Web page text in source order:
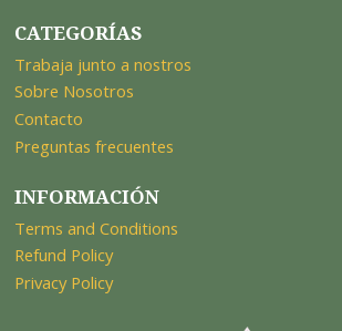
CATEGORÍAS
Trabaja junto a nostros
Sobre Nosotros
Contacto
Preguntas frecuentes
INFORMACIÓN
Terms and Conditions
Refund Policy
Privacy Policy